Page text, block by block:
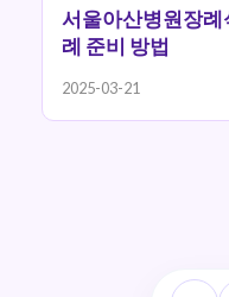
서울아산병원장례
례 준비 방법
2025-03-21